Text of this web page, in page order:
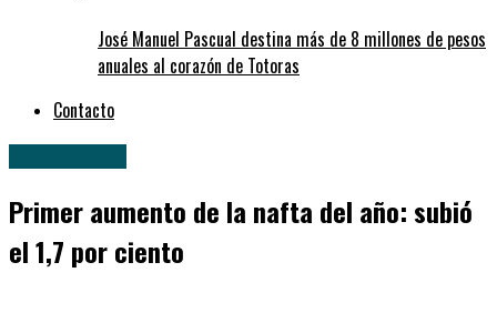
José Manuel Pascual destina más de 8 millones de pesos
anuales al corazón de Totoras
Contacto
Primer aumento de la nafta del año: subió
el 1,7 por ciento